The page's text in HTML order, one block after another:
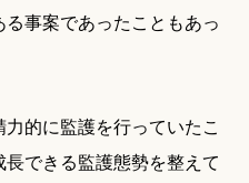
事案であったこともあっ
的に監護を行っていたこ
できる監護態勢を整えて